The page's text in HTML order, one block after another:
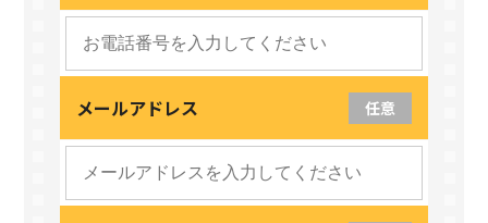
メールアドレス 任意